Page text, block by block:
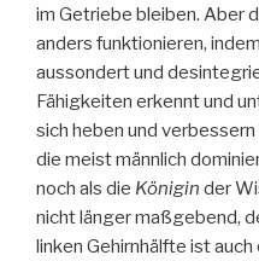
im Getriebe bleiben. Aber
anders funktionieren,
aussondert und
Fähigkeiten erkennt und
sich heben und verbessern
die meist männlich
noch als die Königin der
nicht länger maßgebend,
linken Gehirnhälfte ist auch